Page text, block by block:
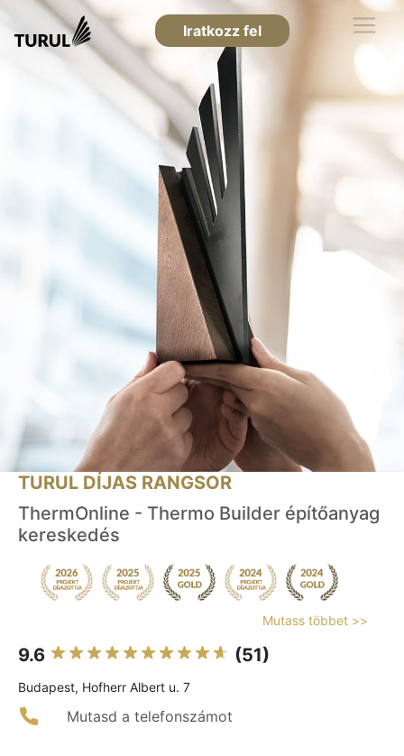
Iratkozz fel
TURUL DÍJAS RANGSOR
ThermOnline - Thermo Builder építőanyag
kereskedés
Mutass többet >>
9.6 (51)
Budapest, Hofherr Albert u. 7
Mutasd a telefonszámot